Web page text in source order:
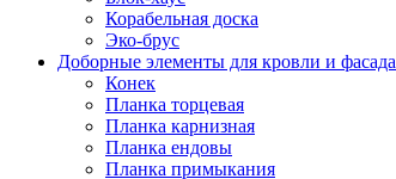
Корабельная доска
Эко-брус
Доборные элементы для кровли и фасада
Конек
Планка торцевая
Планка карнизная
Планка ендовы
Планка примыкания